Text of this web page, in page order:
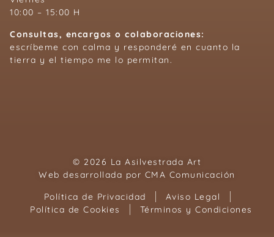
10:00 – 15:00 H
Consultas, encargos o colaboraciones:
escríbeme con calma y responderé en cuanto la
tierra y el tiempo me lo permitan.
© 2026 La Asilvestrada Art
Web desarrollada por CMA Comunicación
Política de Privacidad
Aviso Legal
Política de Cookies
Términos y Condiciones